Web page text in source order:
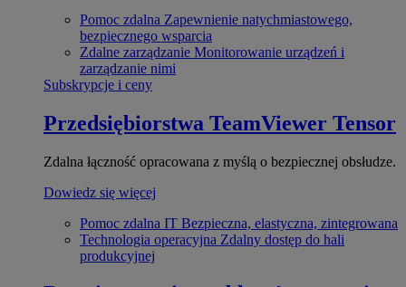
Pomoc zdalna Zapewnienie natychmiastowego,
bezpiecznego wsparcia
Zdalne zarządzanie Monitorowanie urządzeń i
zarządzanie nimi
Subskrypcje i ceny
Przedsiębiorstwa TeamViewer Tensor
Zdalna łączność opracowana z myślą o bezpiecznej obsłudze.
Dowiedz się więcej
Pomoc zdalna IT Bezpieczna, elastyczna, zintegrowana
Technologia operacyjna Zdalny dostęp do hali
produkcyjnej